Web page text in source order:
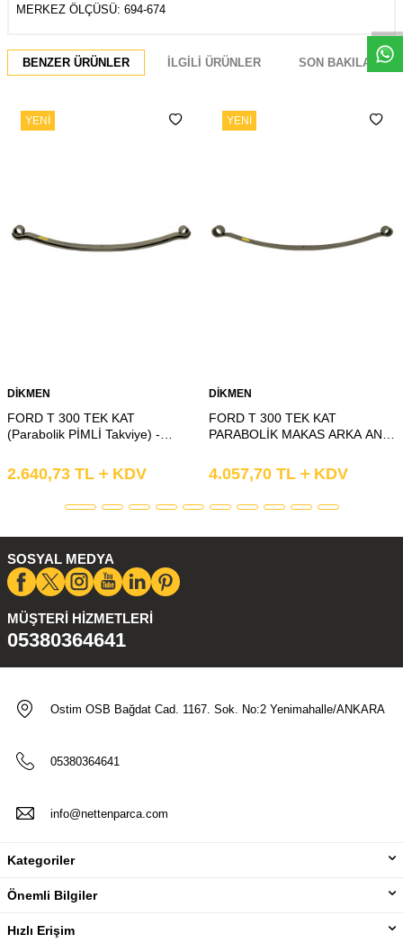
MERKEZ ÖLÇÜSÜ: 694-674
BENZER ÜRÜNLER İLGILI ÜRÜNLER SON BAKILANLAR
YENI
DİKMEN
FORD T 300 TEK KAT
(Parabolik PİMLİ Takviye) -
MAKAS ARKA T2 KIVRIK
2.640,73 TL KDV
YENI
DİKMEN
FORD T 300 TEK KAT
PARABOLİK MAKAS ARKA ANA
4.057,70TL KDV
SOSYAL MEDYA
MÜŞTERI HIZMETLERI
05380364641
Ostim OSB Bağdat Cad. 1167. Sok. No:2 Yenimahalle/ANKARA
05380364641
info@nettenparca.com
Kategoriler
Önemli Bilgiler
Hızlı Erişim